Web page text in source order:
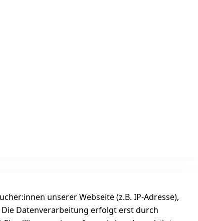
unserer Webseite (z.B. IP-Adresse),
Datenverarbeitung erfolgt erst durch